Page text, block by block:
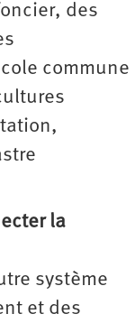
des
commune
la
système
et des